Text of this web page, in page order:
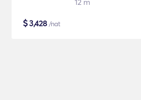
12 m
$3,428 /nat